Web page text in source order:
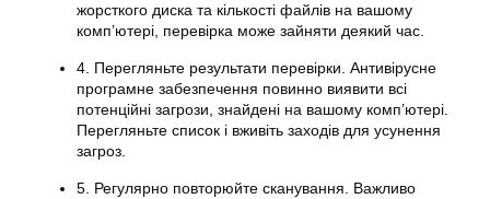
жорсткого диска та кількості файлів на вашому
комп’ютері, перевірка може зайняти деякий час.
4. Перегляньте результати перевірки. Антивірусне
програмне забезпечення повинно виявити всі
потенційні загрози, знайдені на вашому комп’ютері.
Перегляньте список і вживіть заходів для усунення
загроз.
5. Регулярно повторюйте сканування. Важливо